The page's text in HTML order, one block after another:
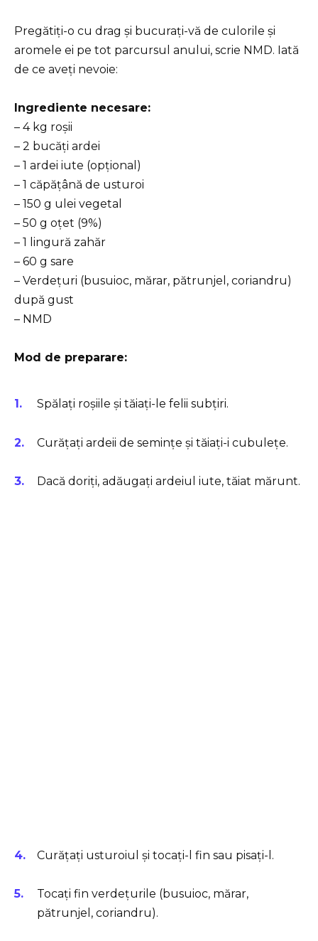
Pregătiți-o cu drag și bucurați-vă de culorile și
aromele ei pe tot parcursul anului, scrie NMD. Iată
de ce aveți nevoie:
Ingrediente necesare:
– 4 kg roșii
– 2 bucăți ardei
– 1 ardei iute (opțional)
– 1 căpățână de usturoi
– 150 g ulei vegetal
– 50 g oțet (9%)
– 1 lingură zahăr
– 60 g sare
– Verdețuri (busuioc, mărar, pătrunjel, coriandru)
după gust
– NMD
Mod de preparare:
Spălați roșiile și tăiați-le felii subțiri.
Curățați ardeii de semințe și tăiați-i cubulețe.
Dacă doriți, adăugați ardeiul iute, tăiat mărunt.
Curățați usturoiul și tocați-l fin sau pisați-l.
Tocați fin verdețurile (busuioc, mărar,
pătrunjel, coriandru).